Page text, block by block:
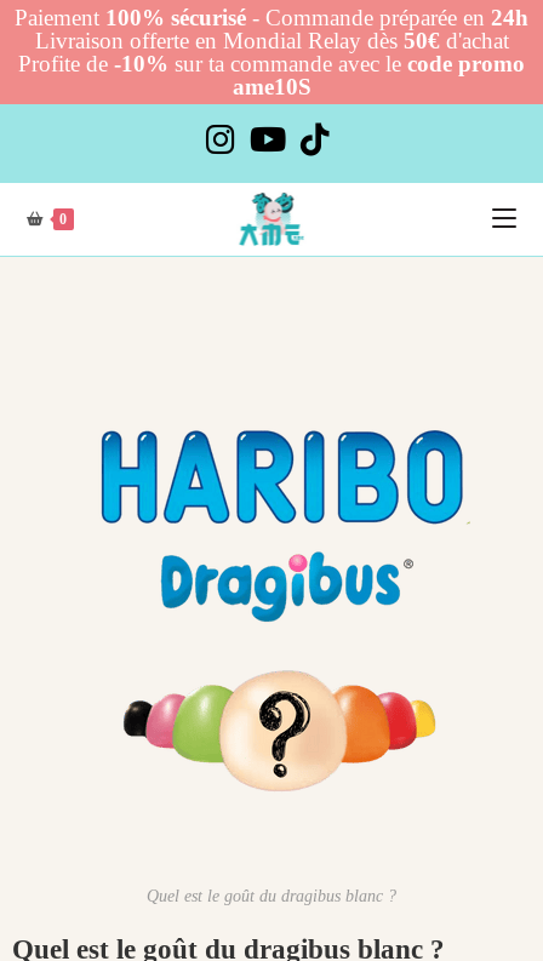
Paiement 100% sécurisé - Commande préparée en 24h
Livraison offerte en Mondial Relay dès 50€d'achat
Profite de -10% sur ta commande avec le code promo
ame10S
0
Quel est le goût du dragibus blanc ?
Quel est le goût du dragibus blanc ?